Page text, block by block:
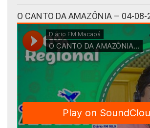
O CANTO DA AMAZÔNIA – 04-08-